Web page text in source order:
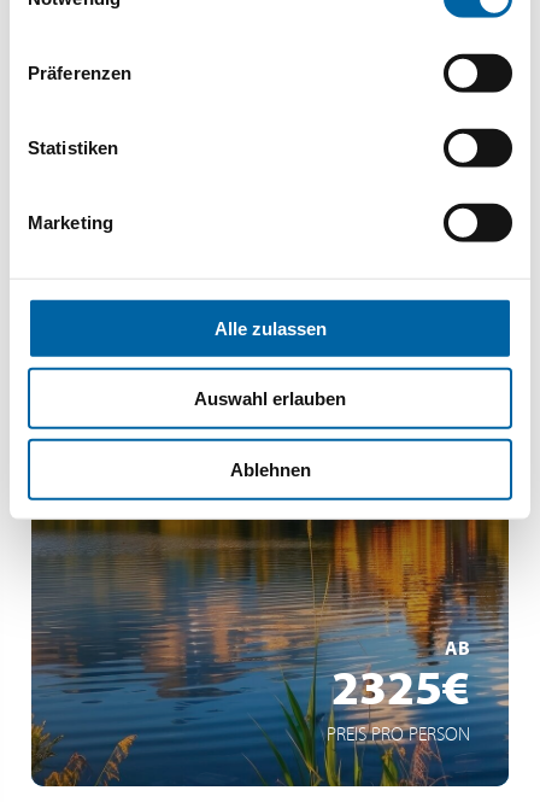
Präferenzen
Statistiken
Marketing
Alle zulassen
Auswahl erlauben
Ablehnen
AB
1030€
Slowakei
AB
2325€
PREIS PRO PERSON
Europas Kulturhauptstadt Trencin
Nationalpark „Hohe Tatra“
Hauptstadt Bratislava
MEHR ERFAHREN